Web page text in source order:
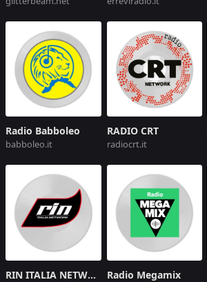
Radio Babboleo
babboleo.it
RADIO CRT
radiocrt.it
RIN ITALIA NETWORK Radio Megamix